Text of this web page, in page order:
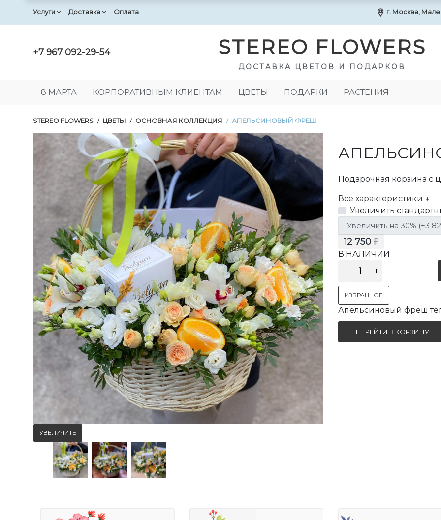
Услуги Доставка Оплата г. Москва,
+7 967 092-29-54 STEREO FLOWERS
ДОСТАВКА ЦВЕТОВ И ПОДАРКОВ
8 МАРТА КОРПОРАТИВНЫМ КЛИЕНТАМ ЦВЕТЫ ПОДАРКИ РАСТЕНИЯ
STEREO FLOWERS / ЦВЕТЫ / ОСНОВНАЯ КОЛЛЕКЦИЯ / АПЕЛЬСИНОВЫЙ ФРЕШ
УВЕЛИЧИТЬ
Подарочная корзина с
Все характеристики ↓
Увеличить
12 750 ₽
В НАЛИЧИИ
ИЗБРАННОЕ
Апельсиновый фреш
ПЕРЕЙТИ В КОРЗИНУ